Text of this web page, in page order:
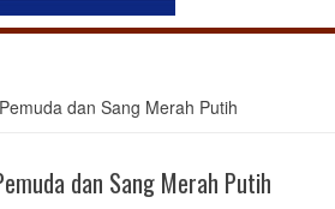
dan Sang Merah Putih
dan Sang Merah Putih